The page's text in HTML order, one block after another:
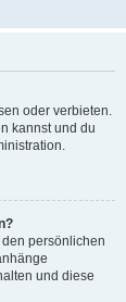
oder verbieten.
kannst und du
persönlichen
und diese